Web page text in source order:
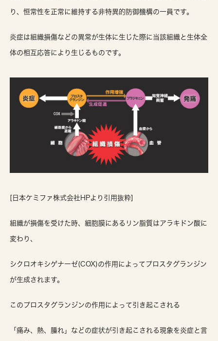
り、恒常性を正常に維持する非特異的防御機構の一員です。
炎症は組織損傷などの異常が生体に生じた際に当該組織と生体全
体の相互応答により生じるものです。
[日本ケミファ株式会社HPより引用抜粋]
組織が損傷を受けた時、細胞膜にあるリン脂質はアラキドン酸に
変わり、
シクロオキシゲナーゼ(COX)の作用によってプロスタグランジン
が生成されます。
このプロスタグランジンの作用によって引き起こされる
「痛み、熱、腫れ」などの症状が引き起こされる現象を炎症と言